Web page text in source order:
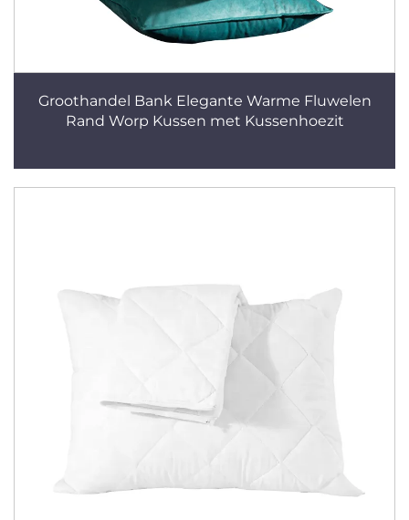
Groothandel Bank Elegante Warme Fluwelen
Rand Worp Kussen met Kussenhoezit